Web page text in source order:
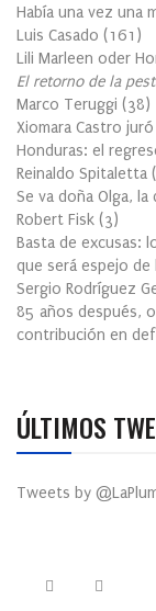
Había una vez una
Luis Casado (161 )
Lili Marleen oder
El retorno de la
Marco Teruggi (38)
Xiomara Castro
Honduras: el
Reinaldo Spitaletta (
Se va doña Olga, la
Robert Fisk (3)
Basta de excusas:
que será espejo de
Sergio Rodríguez
85 años después,
contribución en
ÚLTIMOS
Tweets by